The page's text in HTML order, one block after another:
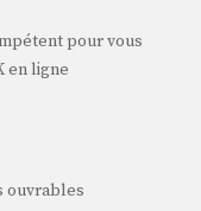
pour vous
en ligne
ouvrables